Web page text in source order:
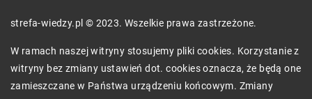
strefa-wiedzy.pl © 2023. Wszelkie prawa zastrzeżone.
W ramach naszej witryny stosujemy pliki cookies. Korzystanie z
witryny bez zmiany ustawień dot. cookies oznacza, że będą one
zamieszczane w Państwa urządzeniu końcowym. Zmiany